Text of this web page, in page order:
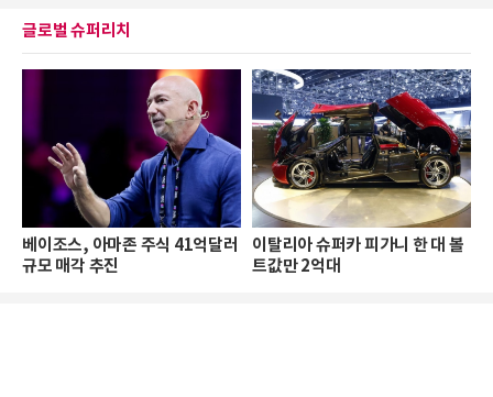
글로벌 슈퍼리치
베이조스, 아마존 주식 41억달러
규모 매각 추진
이탈리아 슈퍼카 피가니 한 대 볼
트값만 2억대